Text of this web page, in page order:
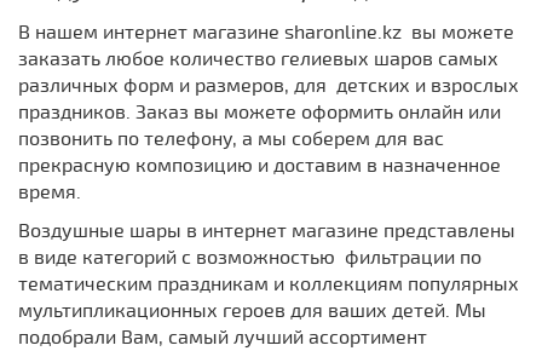
В нашем интернет магазине sharonline.kz вы можете
заказать любое количество гелиевых шаров самых
различных форм и размеров, для детских и взрослых
праздников. Заказ вы можете оформить онлайн или
позвонить по телефону, а мы соберем для вас
прекрасную композицию и доставим в назначенное
время.
Воздушные шары в интернет магазине представлены
в виде категорий с возможностью фильтрации по
тематическим праздникам и коллекциям популярных
мультипликационных героев для ваших детей. Мы
подобрали Вам, самый лучший ассортимент